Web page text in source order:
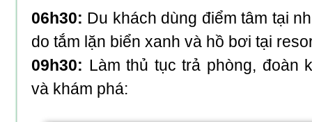
06h30: Du khách dùng điểm tâm tại
do tắm lặn biển xanh và hồ bơi tại
09h30: Làm thủ tục trả phòng, đoàn
và khám phá: